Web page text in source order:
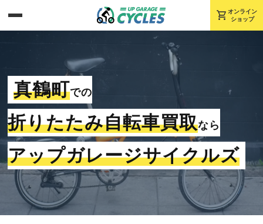
shopping_cart オンライン
ショップ
真鶴町での
折りたたみ自転車買取なら
アップガレージサイクルズ